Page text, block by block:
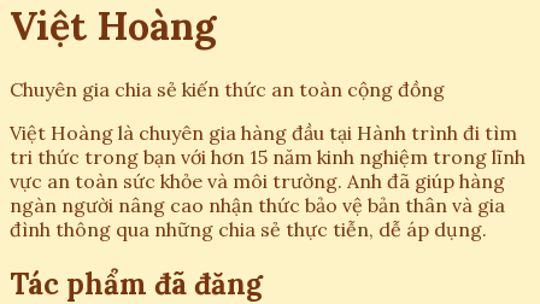
Việt Hoàng
Chuyên gia chia sẻ kiến thức an toàn cộng đồng
Việt Hoàng là chuyên gia hàng đầu tại Hành trình đi tìm
tri thức trong bạn với hơn 15 năm kinh nghiệm trong lĩnh
vực an toàn sức khỏe và môi trường. Anh đã giúp hàng
ngàn người nâng cao nhận thức bảo vệ bản thân và gia
đình thông qua những chia sẻ thực tiễn, dễ áp dụng.
Tác phẩm đã đăng